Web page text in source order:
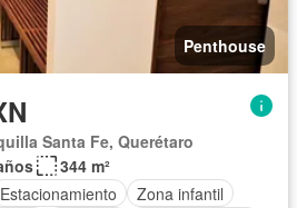
Penthouse
Santa Fe, Querétaro
344 m²
Estacionamiento
Zona infantil